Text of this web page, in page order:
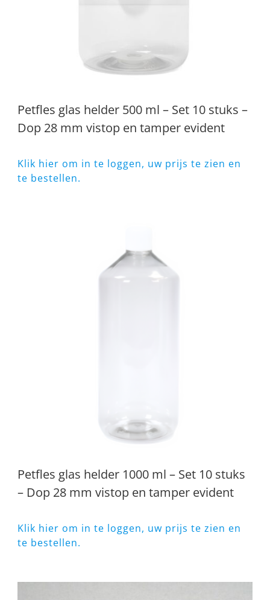
Petfles glas helder 500 ml – Set 10 stuks –
Dop 28 mm vistop en tamper evident
Klik hier om in te loggen, uw prijs te zien en
te bestellen.
Petfles glas helder 1000 ml – Set 10 stuks
– Dop 28 mm vistop en tamper evident
Klik hier om in te loggen, uw prijs te zien en
te bestellen.